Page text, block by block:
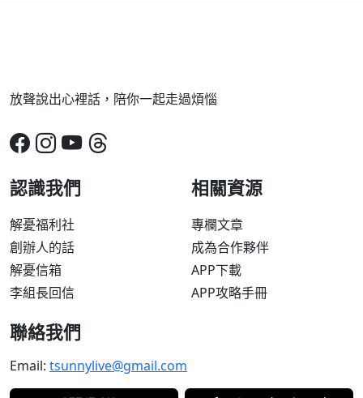
放聲說出心裡話，陪你一起走過煩惱
認識我們
解憂福利社
創辦人的話
解憂信箱
李組長回信
相關資源
專欄文章
成為合作夥伴
APP下載
APP攻略手冊
聯絡我們
Email: tsunnylive@gmail.com